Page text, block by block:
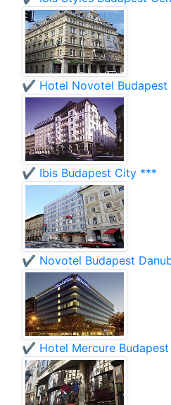
✔️ Hotel Novotel Budapest
✔️ Ibis Budapest City ***
✔️ Novotel Budapest
✔️ Hotel Mercure